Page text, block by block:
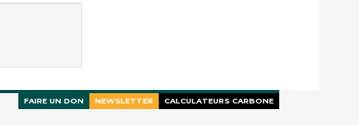
FAIRE UN DON NEWSLETTER CALCULATEURS CARBONE